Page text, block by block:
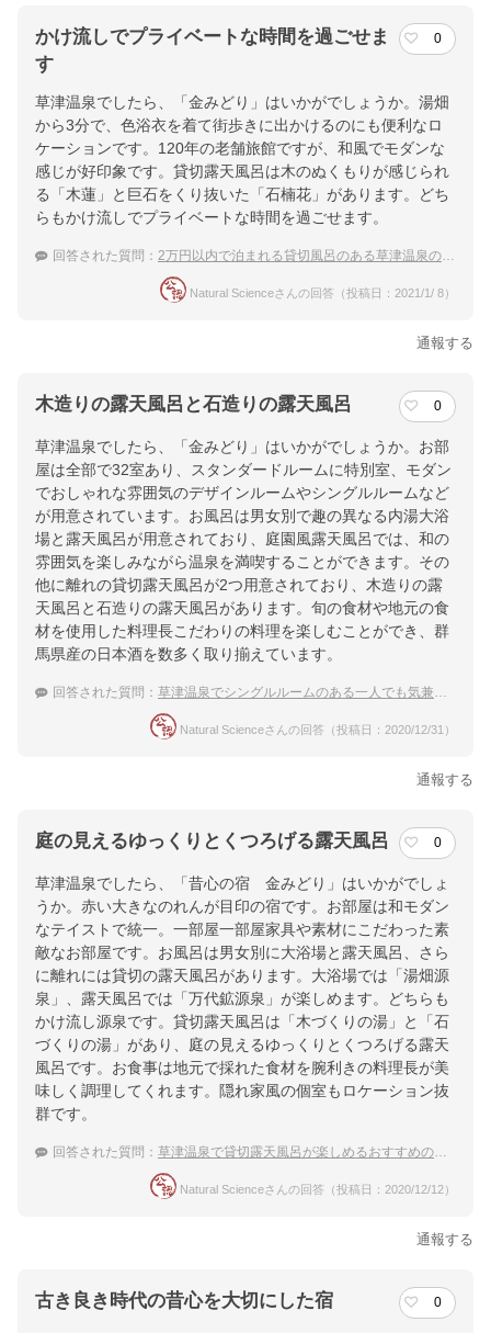
かけ流しでプライベートな時間を過ごせま
す
0
草津温泉でしたら、「金みどり」はいかがでしょうか。湯畑
から3分で、色浴衣を着て街歩きに出かけるのにも便利なロ
ケーションです。120年の老舗旅館ですが、和風でモダンな
感じが好印象です。貸切露天風呂は木のぬくもりが感じられ
る「木蓮」と巨石をくり抜いた「石楠花」があります。どち
らもかけ流しでプライベートな時間を過ごせます。
回答された質問： 2万円以内で泊まれる貸切風呂のある草津温泉の宿でおすすめはありますか？
Natural Scienceさんの回答（投稿日：2021/1/ 8）
通報する
木造りの露天風呂と石造りの露天風呂 0
草津温泉でしたら、「金みどり」はいかがでしょうか。お部
屋は全部で32室あり、スタンダードルームに特別室、モダン
でおしゃれな雰囲気のデザインルームやシングルルームなど
が用意されています。お風呂は男女別で趣の異なる内湯大浴
場と露天風呂が用意されており、庭園風露天風呂では、和の
雰囲気を楽しみながら温泉を満喫することができます。その
他に離れの貸切露天風呂が2つ用意されており、木造りの露
天風呂と石造りの露天風呂があります。旬の食材や地元の食
材を使用した料理長こだわりの料理を楽しむことができ、群
馬県産の日本酒を数多く取り揃えています。
回答された質問： 草津温泉でシングルルームのある一人でも気兼ねなく楽しめる温泉宿
Natural Scienceさんの回答（投稿日：2020/12/31）
通報する
庭の見えるゆっくりとくつろげる露天風呂 0
草津温泉でしたら、「昔心の宿 金みどり」はいかがでしょ
うか。赤い大きなのれんが目印の宿です。お部屋は和モダン
なテイストで統一。一部屋一部屋家具や素材にこだわった素
敵なお部屋です。お風呂は男女別に大浴場と露天風呂、さら
に離れには貸切の露天風呂があります。大浴場では「湯畑源
泉」、露天風呂では「万代鉱源泉」が楽しめます。どちらも
かけ流し源泉です。貸切露天風呂は「木づくりの湯」と「石
づくりの湯」があり、庭の見えるゆっくりとくつろげる露天
風呂です。お食事は地元で採れた食材を腕利きの料理長が美
味しく調理してくれます。隠れ家風の個室もロケーション抜
群です。
回答された質問： 草津温泉で貸切露天風呂が楽しめるおすすめの宿は？
Natural Scienceさんの回答（投稿日：2020/12/12）
通報する
古き良き時代の昔心を大切にした宿 0